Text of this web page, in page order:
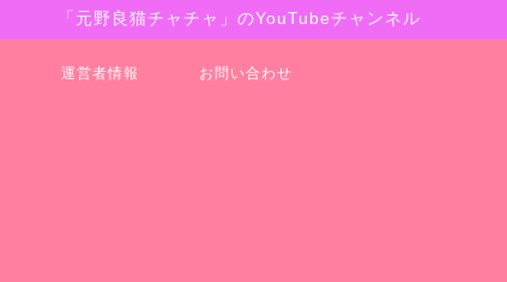
「元野良猫チャチャ」のYouTubeチャンネル
運営者情報 お問い合わせ